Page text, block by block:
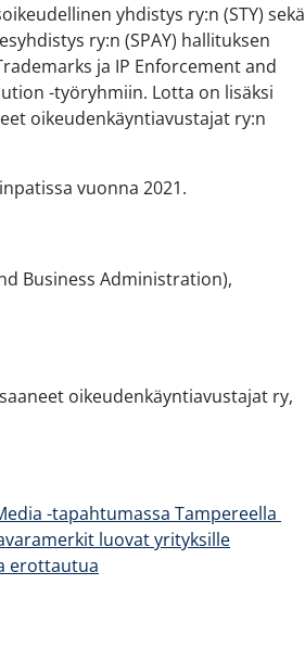
yhdistys ry:n (STY) sekä
ry:n (SPAY) hallituksen
ja IP Enforcement and
-työryhmiin. Lotta on lisäksi
oikeudenkäyntiavustajat ry:n
vuonna 2021.
Business Administration),
saaneet oikeudenkäyntiavustajat ry,
-tapahtumassa Tampereella
luovat yrityksille
erottautua